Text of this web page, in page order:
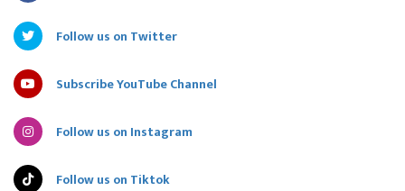
Follow us on Twitter
Subscribe YouTube Channel
Follow us on Instagram
Follow us on Tiktok